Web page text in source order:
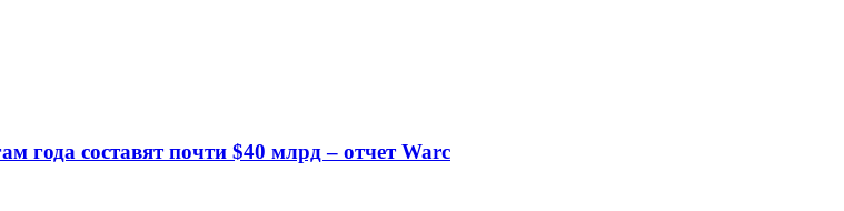
года составят почти $40 млрд – отчет Warc